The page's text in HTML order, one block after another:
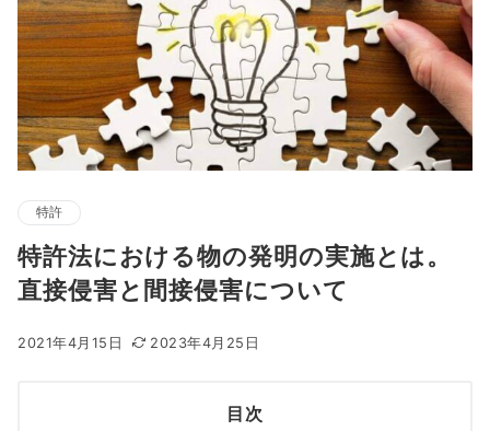
特許
特許法における物の発明の実施とは。
直接侵害と間接侵害について
2021年4月15日 2023年4月25日
目次